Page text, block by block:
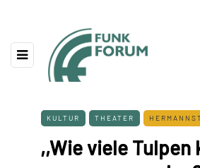
KULTUR THEATER
,,Wie viele Tulpen